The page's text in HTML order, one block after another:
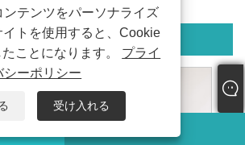
ンテンツをパーソナライズ
イトを使用すると、Cookie
ことになります。 プライ
シーポリシー
受け入れる